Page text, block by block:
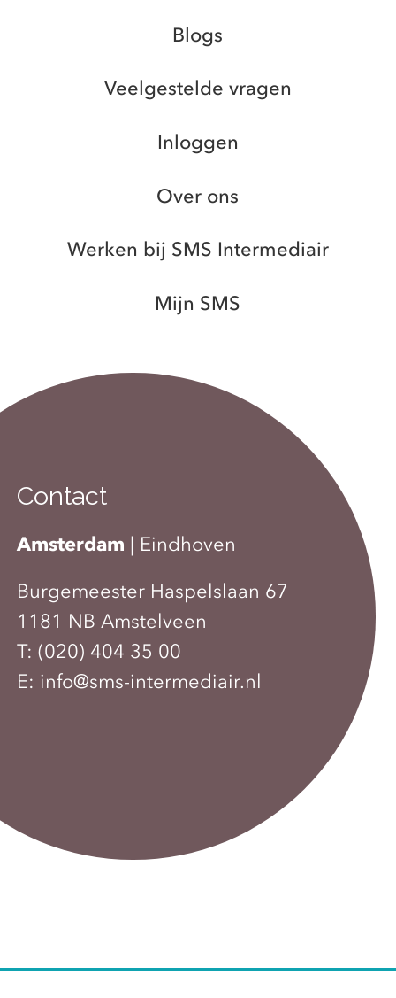
Blogs
Veelgestelde vragen
Inloggen
Over ons
Werken bij SMS Intermediair
Mijn SMS
Contact
Amsterdam | Eindhoven
Burgemeester Haspelslaan 67
1181 NB Amstelveen
T:(020) 404 35 00
E: info@sms-intermediair.nl